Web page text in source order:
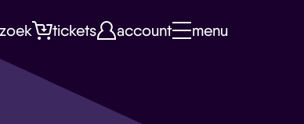
zoek tickets account menu